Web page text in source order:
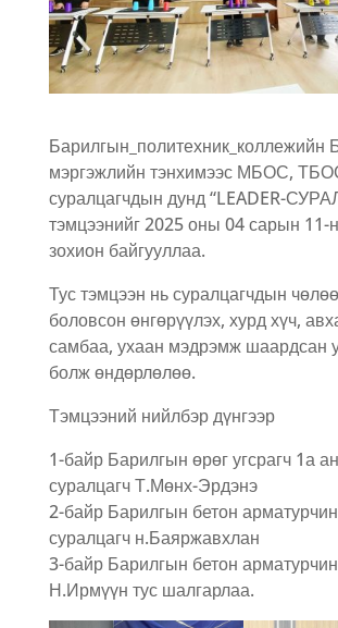
Барилгын_политехник_коллежийн
мэргэжлийн тэнхимээс МБОС,
суралцагчдын дунд “LEADER-
тэмцээнийг 2025 оны 04 сарын 11-
зохион байгууллаа.
Тус тэмцээн нь суралцагчдын
боловсон өнгөрүүлэх, хурд хүч,
самбаа, ухаан мэдрэмж шаардсан
болж өндөрлөлөө.
Тэмцээний нийлбэр дүнгээр
1-байр Барилгын өрөг угсрагч 1а
суралцагч Т.Мөнх-Эрдэнэ
2-байр Барилгын бетон
суралцагч н.Баяржавхлан
3-байр Барилгын бетон
Н.Ирмүүн тус шалгарлаа.